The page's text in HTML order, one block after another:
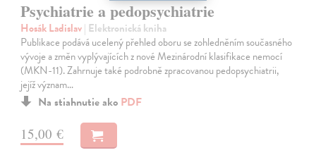
Psychiatrie a pedopsychiatrie
Hosák Ladislav| Elektronická kniha
Publikace podává ucelený přehled oboru se zohledněním současného
vývoje a změn vyplývajících z nové Mezinárodní klasifikace nemocí
(MKN-11). Zahrnuje také podrobně zpracovanou pedopsychiatrii,
jejíž význam…
Na stiahnutie ako PDF
15,00 €